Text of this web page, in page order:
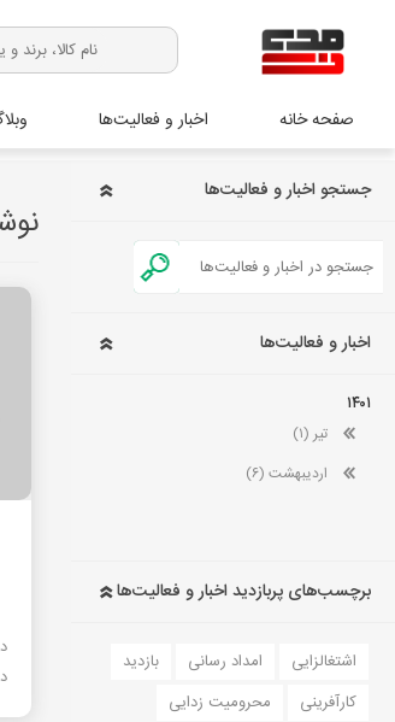
صفحه خانه اخبار و فعالیت‌ها
جستجو اخبار و فعالیت‌ها
اخبار و فعالیت‌ها
۱۴۰۱
تیر (۱)
اردیبهشت (۶)
برچسب‌های پربازدید اخبار و فعالیت‌ها
اشتغالزایی امداد رسانی
بازدید
کارآفرینی
محرومیت زدایی